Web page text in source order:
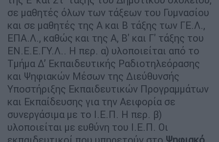
σε μαθητές όλων των τάξεων του Γυμνασίου
και σε μαθητές της Α και Β τάξης των ΓΕ.Λ.,
ΕΠΑ.Λ., καθώς και της Α, Β' και Γ' τάξης του
ΕΝ.Ε.Ε.ΓΥ.Λ.. Η περ. α) υλοποιείται από το
Τμήμα Δ’ Εκπαιδευτικής Ραδιοτηλεόρασης
και Ψηφιακών Μέσων της Διεύθυνσής
Υποστήριξης Εκπαιδευτικών Προγραμμάτων
και Εκπαίδευσης για την Αειφορία σε
συνεργάσιμα με το Ι.Ε.Π. Η περ. β)
υλοποιείται με ευθύνη του Ι.Ε.Π. Οι